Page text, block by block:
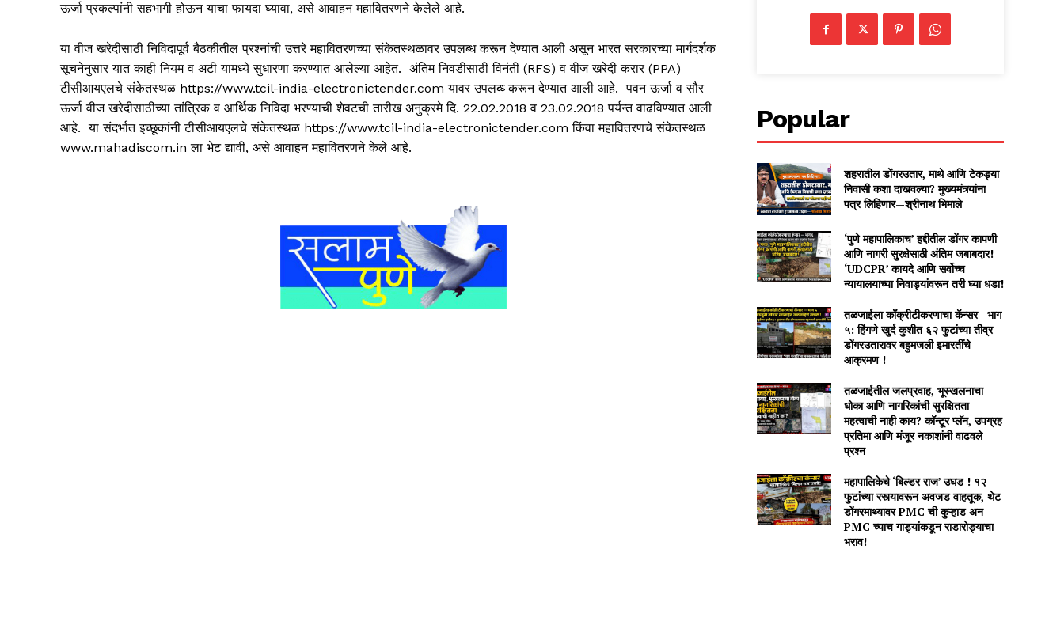
ऊर्जा प्रकल्पांनी सहभागी होऊन याचा फायदा घ्यावा, असे आवाहन महावितरणने केलेले आहे.
या वीज खरेदीसाठी निविदापूर्व बैठकीतील प्रश्नांची उत्तरे महावितरणच्या संकेतस्थळावर उपलब्ध करून देण्यात आली असून भारत सरकारच्या मार्गदर्शक
सूचनेनुसार यात काही नियम व अटी यामध्ये सुधारणा करण्यात आलेल्या आहेत. अंतिम निवडीसाठी विनंती (RFS) व वीज खरेदी करार (PPA)
टीसीआयएलचे संकेतस्थळ https://www.tcil-india-electronictender.com यावर उपलब्ध्‍ करून देण्यात आली आहे. पवन ऊर्जा व सौर
ऊर्जा वीज खरेदीसाठीच्या तांत्रिक व आर्थिक निविदा भरण्याची शेवटची तारीख अनुक्रमे दि. 22.02.2018 व 23.02.2018 पर्यन्त वाढविण्यात आली
आहे. या संदर्भात इच्छूकांनी टीसीआयएलचे संकेतस्थळ https://www.tcil-india-electronictender.com किंवा महावितरणचे संकेतस्थळ
www.mahadiscom.in ला भेट द्यावी, असे आवाहन महावितरणने केले आहे.
Popular
शहरातील डोंगरउतार, माथे आणि टेकड्या
निवासी कशा दाखवल्या? मुख्यमंत्र्यांना
पत्र लिहिणार—श्रीनाथ भिमाले
‘पुणे महापालिकाच’ हद्दीतील डोंगर कापणी
आणि नागरी सुरक्षेसाठी अंतिम जबाबदार!
‘UDCPR’ कायदे आणि सर्वोच्च
न्यायालयाच्या निवाड्यांवरून तरी घ्या धडा!
तळजाईला काँक्रीटीकरणाचा कॅन्सर—भाग
५: हिंगणे खुर्द कुशीत ६२ फुटांच्या तीव्र
डोंगरउतारावर बहुमजली इमारतींचे
आक्रमण !
तळजाईतील जलप्रवाह, भूस्खलनाचा
धोका आणि नागरिकांची सुरक्षितता
महत्वाची नाही काय? कॉन्टूर प्लॅन, उपग्रह
प्रतिमा आणि मंजूर नकाशांनी वाढवले
प्रश्न
महापालिकेचे ‘बिल्डर राज’ उघड ! १२
फुटांच्या रस्त्यावरून अवजड वाहतूक, थेट
डोंगरमाथ्यावर PMC ची कुऱ्हाड अन
PMC च्याच गाड्यांकडून राडारोड्याचा
भराव!